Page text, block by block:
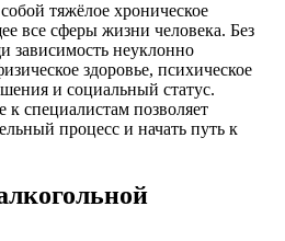
тяжёлое хроническое
все сферы жизни человека. Без
зависимость неуклонно
здоровье, психическое
и социальный статус.
специалистам позволяет
процесс и начать путь к